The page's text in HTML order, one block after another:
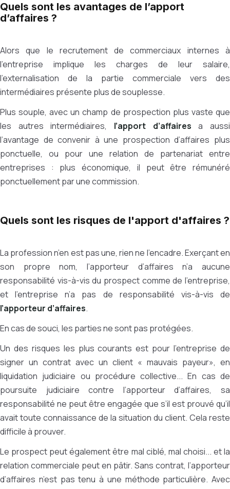
Quels sont les avantages de l’apport
d’affaires ?
Alors que le recrutement de commerciaux internes à
l’entreprise implique les charges de leur salaire,
l’externalisation de la partie commerciale vers des
intermédiaires présente plus de souplesse.
Plus souple, avec un champ de prospection plus vaste que
les autres intermédiaires, l’apport d’affaires a aussi
l’avantage de convenir à une prospection d’affaires plus
ponctuelle, ou pour une relation de partenariat entre
entreprises : plus économique, il peut être rémunéré
ponctuellement par une commission.
Quels sont les risques de l'apport d'affaires ?
La profession n’en est pas une, rien ne l’encadre. Exerçant en
son propre nom, l’apporteur d’affaires n’a aucune
responsabilité vis-à-vis du prospect comme de l’entreprise,
et l’entreprise n’a pas de responsabilité vis-à-vis de
l’apporteur d’affaires.
En cas de souci, les parties ne sont pas protégées.
Un des risques les plus courants est pour l’entreprise de
signer un contrat avec un client « mauvais payeur», en
liquidation judiciaire ou procédure collective... En cas de
poursuite judiciaire contre l’apporteur d’affaires, sa
responsabilité ne peut être engagée que s’il est prouvé qu’il
avait toute connaissance de la situation du client. Cela reste
difficile à prouver.
Le prospect peut également être mal ciblé, mal choisi... et la
relation commerciale peut en pâtir. Sans contrat, l’apporteur
d’affaires n’est pas tenu à une méthode particulière. Avec